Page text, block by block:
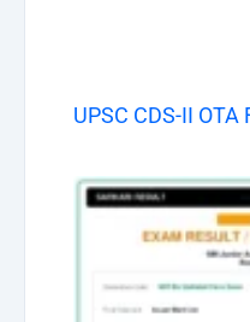
UPSC CDS-II